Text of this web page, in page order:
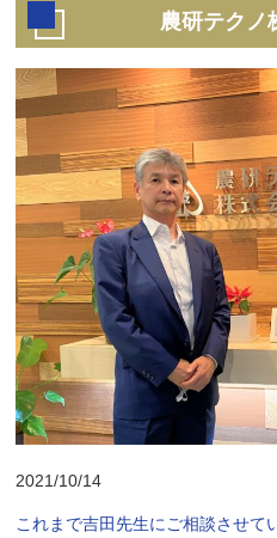
農研テクノ
2021/10/14
これまで吉田先生にご相談させて